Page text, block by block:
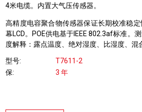
4米电缆。内置大气压传感器。
高精度电容聚合物传感器保证长期校准稳
幕LCD。POE供电基于 IEEE 802.3af标准。
度解释：露点温度、绝对湿度、比湿度、混
型号
T7611-2
保
3 年